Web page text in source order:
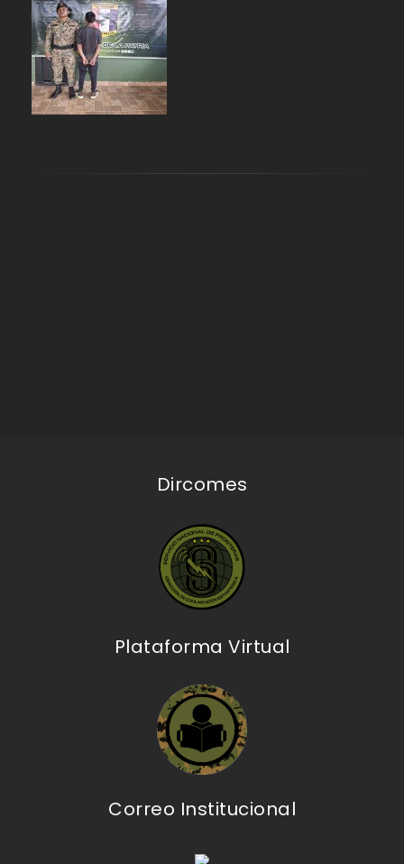
Dircomes
Plataforma Virtual
Correo Institucional